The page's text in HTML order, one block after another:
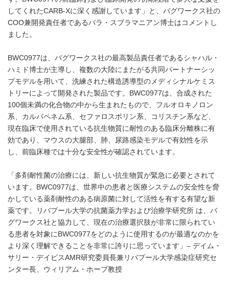
してくれたCARB-Xに深く感謝しています」と、バグワークス社の
COO兼開発責任者であるバラ・スブラマニアン博士はコメントし
ました。
BWC0977は、バグワークス社の最高製品責任者であるシャハル・
ハミド博士が主導し、複数の大陸にまたがる共同パートナーシッ
プモデルを用いて、洗練された構造誘導型のメディシナルケミス
トリーによって開発された製品です。BWC0977は、合成された
100個未満の化合物の中から生まれたもので、フルオロキノロン
系、カルバペネム系、セファロスポリン系、コリスチン系など、
現在臨床で使用されている抗生物質に耐性のある臨床分離株に有
効であり、マウスの大腿部、肺、尿路感染モデルで有効性を示
し、前臨床種では十分な安全性が確認されています。
「多剤耐性菌の治療には、新しい抗生物質が緊急に必要とされて
います。BWC0977は、世界中の患者と医療システムの安全性を脅
かしている薬剤耐性のある病原菌に対して活性を有する有望な新
薬です。リバプール大学の抗菌薬力学および治療学研究所 は、バ
グワークス社と協力して、現在の治療選択肢が非常に限られてい
る患者を対象にBWC0977をどのように使用するのが最適なのかを
より深く理解できることを非常に誇りに思っています」– デイム・
サリー・デイビスAMR研究委員長兼リバプール大学感染症研究セ
ンター長、ウィリアム・ホープ教授